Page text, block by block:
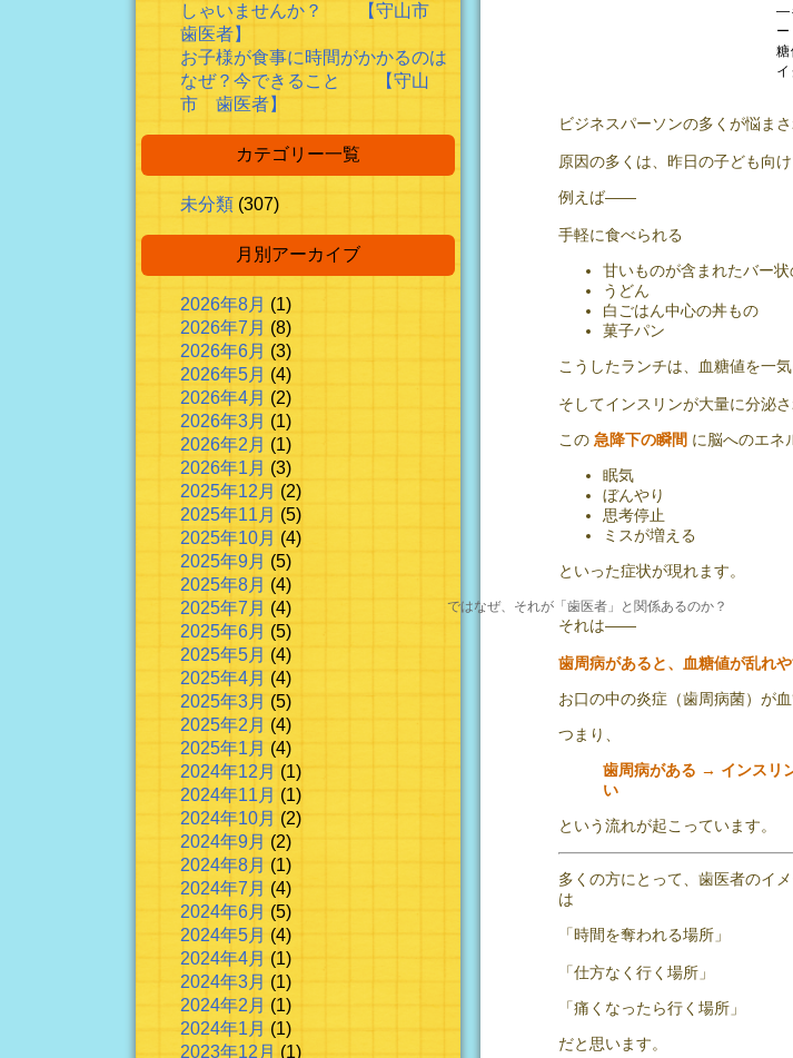
しゃいませんか？ 【守山市
歯医者】
お子様が食事に時間がかかるのは
なぜ？今できること 【守山
市 歯医者】
カテゴリー一覧
未分類 (307)
月別アーカイブ
2026年8月 (1)
2026年7月 (8)
2026年6月 (3)
2026年5月 (4)
2026年4月 (2)
2026年3月 (1)
2026年2月 (1)
2026年1月 (3)
2025年12月 (2)
2025年11月 (5)
2025年10月 (4)
2025年9月 (5)
2025年8月 (4)
2025年7月 (4)
2025年6月 (5)
2025年5月 (4)
2025年4月 (4)
2025年3月 (5)
2025年2月 (4)
2025年1月 (4)
2024年12月 (1)
2024年11月 (1)
2024年10月 (2)
2024年9月 (2)
2024年8月 (1)
2024年7月 (4)
2024年6月 (5)
2024年5月 (4)
2024年4月 (1)
2024年3月 (1)
2024年2月 (1)
2024年1月 (1)
2023年12月 (1)
—
糖
イ
ビジネスパーソンの多くが悩ま
原因の多くは、昨日の子ども向
例えば——
手軽に食べられる
甘いものが含まれたバー
うどん
白ごはん中心の丼もの
菓子パン
こうしたランチは、血糖値を一気
そしてインスリンが大量に分泌さ
この 急降下の瞬間 に脳へのエネ
眠気
ぼんやり
思考停止
ミスが増える
といった症状が現れます。
ではなぜ、それが「歯医者」と関係あるのか？
それは——
歯周病があると、血糖値が乱れ
お口の中の炎症（歯周病菌）が
つまり、
歯周病がある → インスリ
い
という流れが起こっています。
多くの方にとって、歯医者のイ
は
「時間を奪われる場所」
「仕方なく行く場所」
「痛くなったら行く場所」
だと思います。